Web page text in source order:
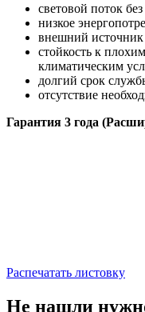
световой поток
низкое
внешний источник
стойкость к
климатическим
долгий срок
отсутствие
Гарантия 3 года
Распечатать листовку
Не нашли